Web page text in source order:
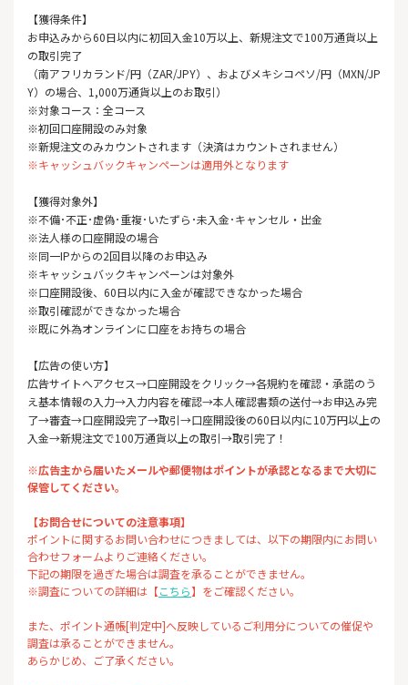
【獲得条件】
お申込みから60日以内に初回入金10万以上、新規注文で100万通貨以上
の取引完了
（南アフリカランド/円（ZAR/JPY）、およびメキシコペソ/円（MXN/JP
Y）の場合、1,000万通貨以上のお取引）
※対象コース：全コース
※初回口座開設のみ対象
※新規注文のみカウントされます（決済はカウントされません）
※キャッシュバックキャンペーンは適用外となります
【獲得対象外】
※不備･不正･虚偽･重複･いたずら･未入金･キャンセル・出金
※法人様の口座開設の場合
※同一IPからの2回目以降のお申込み
※キャッシュバックキャンペーンは対象外
※口座開設後、60日以内に入金が確認できなかった場合
※取引確認ができなかった場合
※既に外為オンラインに口座をお持ちの場合
【広告の使い方】
広告サイトへアクセス→口座開設をクリック→各規約を確認・承諾のう
え基本情報の入力→入力内容を確認→本人確認書類の送付→お申込み完
了→審査→口座開設完了→取引→口座開設後の60日以内に10万円以上の
入金→新規注文で100万通貨以上の取引→取引完了！
※広告主から届いたメールや郵便物はポイントが承認となるまで大切に
保管してください。
【お問合せについての注意事項】
ポイントに関するお問い合わせにつきましては、以下の期限内にお問い
合わせフォームよりご連絡ください。
下記の期限を過ぎた場合は調査を承ることができません。
※調査についての詳細は【こちら】をご確認ください。
また、ポイント通帳[判定中]へ反映しているご利用分についての催促や
調査は承ることができません。
あらかじめ、ご了承ください。